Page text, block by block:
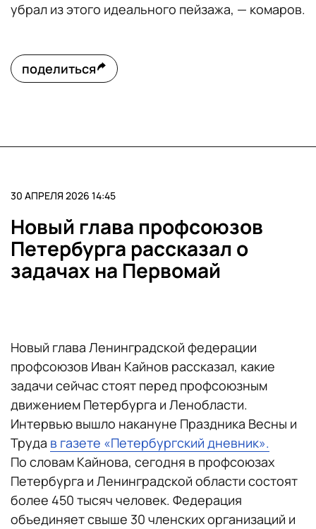
убрал из этого идеального пейзажа, — комаров.
поделиться
30 АПРЕЛЯ 2026 14:45
Новый глава профсоюзов
Петербурга рассказал о
задачах на Первомай
Новый глава Ленинградской федерации
профсоюзов Иван Кайнов рассказал, какие
задачи сейчас стоят перед профсоюзным
движением Петербурга и Ленобласти.
Интервью вышло накануне Праздника Весны и
Труда в газете «Петербургский дневник».
По словам Кайнова, сегодня в профсоюзах
Петербурга и Ленинградской области состоят
более 450 тысяч человек. Федерация
объединяет свыше 30 членских организаций и